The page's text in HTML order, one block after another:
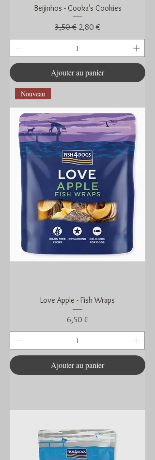
Beijinhos - Cooka’s Cookies
Prix original
3,50 € Prix promotionnel
2,80 €
Ajouter au panier
Nouveau
Love Apple - Fish Wraps
Prix
6,50 €
Ajouter au panier